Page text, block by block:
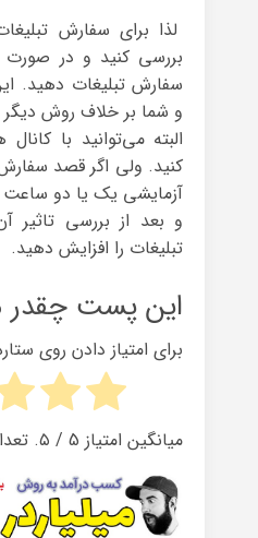
لذا برای سفارش
بررسی کنید و در صورت
سفارش تبلیغات دهید.
و شما بر خلاف روش دیگر
البته می‌توانید با
کنید. ولی اگر قصد
آزمایشی یک یا دو
و بعد از بررسی تاثیر
تبلیغات را افزایش دهید.
این پست چقدر
برای امتیاز دادن روی
میانگین امتیاز 5/ ۵. تعداد آرا: